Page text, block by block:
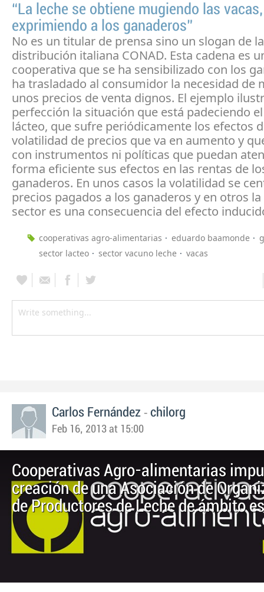
“La leche se obtiene mugiendo las
exprimiendo a los ganaderos”
No es un titular de prensa sino un slogan de
distribución italiana CONAD. Esta cadena es
cooperativa que se ha sensibilizado con los
ha trasladado al consumidor la necesidad de
unos precios de venta dignos. El ejemplo
perfección la situación que está padeciendo
lácteo, que sufre periódicamente los efectos
volatilidad de precios que va en aumento y
con instrumentos ni políticas que puedan
forma eficiente sus efectos en las rentas de
ganaderos. En unos casos la volatilidad se
precios pagados a los ganaderos y en otros
sector es una consecuencia del efecto
cooperativas agro-alimentarias eduardo baamonde
sector lacteo
sector vacuno leche vacas
Carlos Fernández - chilorg
Feb 16, 2013 at 15:00
Cooperativas Agro-alimentarias
creación de una Asociación de
de Productores de Leche de ámbito